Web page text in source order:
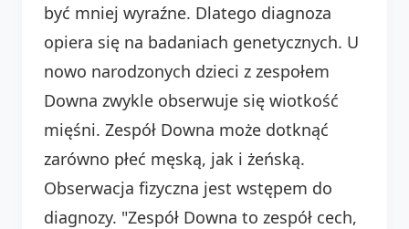
być mniej wyraźne. Dlatego diagnoza
opiera się na badaniach genetycznych. U
nowo narodzonych dzieci z zespołem
Downa zwykle obserwuje się wiotkość
mięśni. Zespół Downa może dotknąć
zarówno płeć męską, jak i żeńską.
Obserwacja fizyczna jest wstępem do
diagnozy. "Zespół Downa to zespół cech,